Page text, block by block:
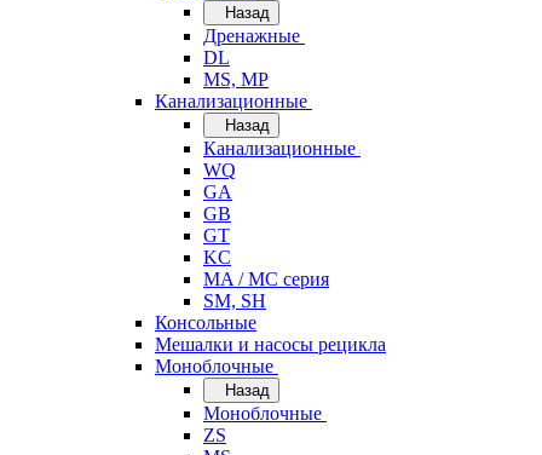
Назад
Дренажные
DL
MS, MP
Канализационные
Назад
Канализационные
WQ
GA
GB
GT
KC
MA / MC серия
SM, SH
Консольные
Мешалки и насосы рецикла
Моноблочные
Назад
Моноблочные
ZS